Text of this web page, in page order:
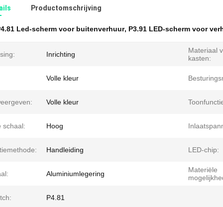
Productomschrijving
Led-scherm voor buitenverhuur, P3.91 LED-scherm voor
Inrichting
Materiaal
kasten:
Volle kleur
Volle kleur
schaal: Hoog
Handleiding LED-chip:
Aluminiumlegering
Materiële
P4.81